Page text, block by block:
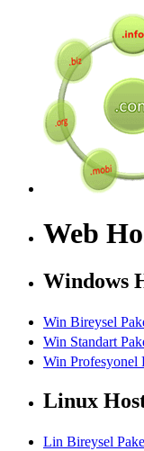
Web
Windows
Win Bireysel
Win Standart
Win Profesyonel
Linux
Lin Bireysel